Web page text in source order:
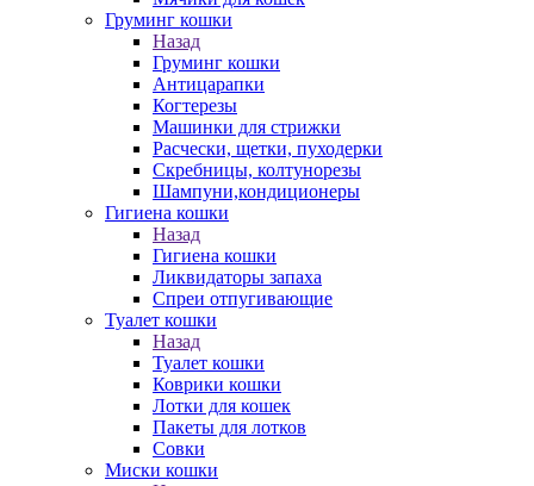
Груминг кошки
Назад
Груминг кошки
Антицарапки
Когтерезы
Машинки для стрижки
Расчески, щетки, пуходерки
Скребницы, колтунорезы
Шампуни,кондиционеры
Гигиена кошки
Назад
Гигиена кошки
Ликвидаторы запаха
Спреи отпугивающие
Туалет кошки
Назад
Туалет кошки
Коврики кошки
Лотки для кошек
Пакеты для лотков
Совки
Миски кошки